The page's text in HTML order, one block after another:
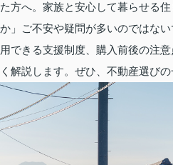
方へ。家族と安心して暮らせる
」ご不安や疑問が多いのではな
できる支援制度、購入前後の注
解説します。ぜひ、不動産選びの